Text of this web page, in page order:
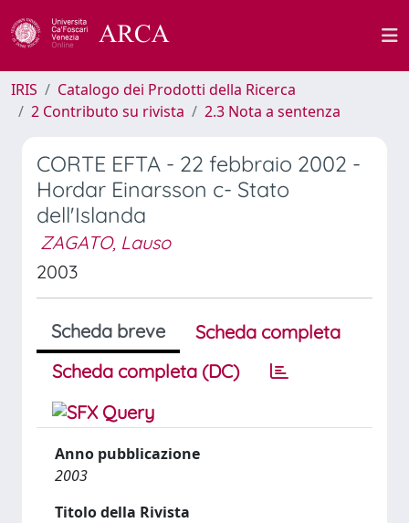
IRIS
Catalogo dei Prodotti della Ricerca
2 Contributo su rivista
2.3 Nota a sentenza
CORTE EFTA - 22 febbraio 2002 -
Hordar Einarsson c- Stato
dell'Islanda
ZAGATO, Lauso
2003
Scheda breve
Scheda completa
Scheda completa (DC)
Anno pubblicazione
2003
Titolo della Rivista